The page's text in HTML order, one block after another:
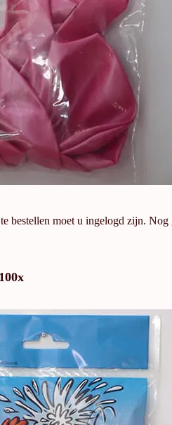
bestellen moet u ingelogd zijn. Nog